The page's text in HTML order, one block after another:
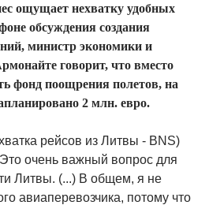
ощущает нехватку удобных
обсуждения создания
министр экономики и
говорит, что вместо
фонд поощрения полетов, на
2 млн. евро.
рейсов из Литвы - BNS)
очень важный вопрос для
Литвы. (...) В общем, я не
авиаперевозчика, потому что